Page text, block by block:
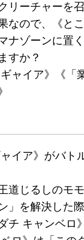
リーチャーを召
なので、《と
ナゾーンに置
すか？
ャイア》《「
イア》がバト
道じるしのモ
」を解決した
チ キャンベロ